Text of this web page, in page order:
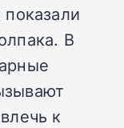
В
к